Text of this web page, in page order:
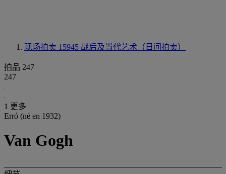
现场拍卖 15945 战后及当代艺术（日间拍卖）
拍品 247
247
1 更多
Erró (né en 1932)
Van Gogh